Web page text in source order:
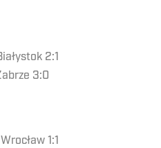
2:1
3:0
1:1